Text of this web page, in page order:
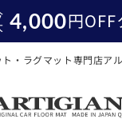
4,000円OFF
・ラグマット専門店ア